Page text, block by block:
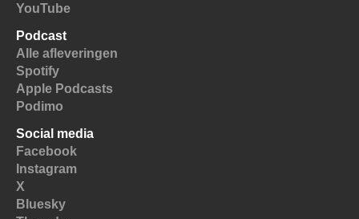
YouTube
Podcast
Alle afleveringen
Spotify
Apple Podcasts
Podimo
Social media
Facebook
Instagram
X
Bluesky